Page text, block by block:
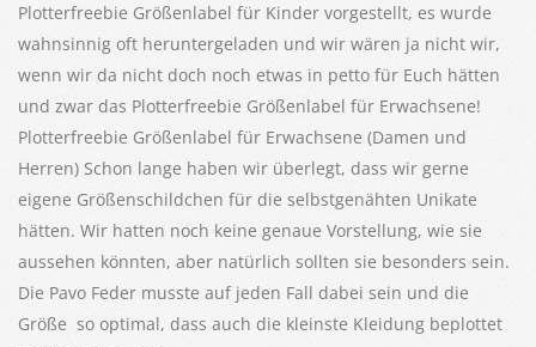
Plotterfreebie Größenlabel für Kinder vorgestellt, es wurde
wahnsinnig oft heruntergeladen und wir wären ja nicht wir,
wenn wir da nicht doch noch etwas in petto für Euch hätten
und zwar das Plotterfreebie Größenlabel für Erwachsene!
Plotterfreebie Größenlabel für Erwachsene (Damen und
Herren) Schon lange haben wir überlegt, dass wir gerne
eigene Größenschildchen für die selbstgenähten Unikate
hätten. Wir hatten noch keine genaue Vorstellung, wie sie
aussehen könnten, aber natürlich sollten sie besonders sein.
Die Pavo Feder musste auf jeden Fall dabei sein und die
Größe so optimal, dass auch die kleinste Kleidung beplottet